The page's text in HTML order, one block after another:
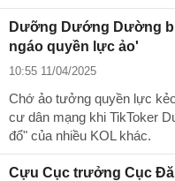
Dưỡng Dướng Dường
ngáo quyền lực ảo'
10:55 11/04/2025
Chớ ảo tưởng quyền lực
cư dân mạng khi TikToker
đổ" của nhiều KOL khác.
Cựu Cục trưởng Cục